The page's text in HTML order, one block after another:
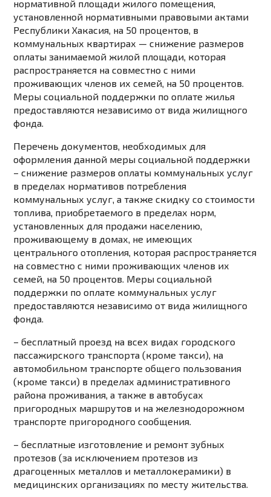
нормативной площади жилого помещения,
установленной нормативными правовыми актами
Республики Хакасия, на 50 процентов, в
коммунальных квартирах — снижение размеров
оплаты занимаемой жилой площади, которая
распространяется на совместно с ними
проживающих членов их семей, на 50 процентов.
Меры социальной поддержки по оплате жилья
предоставляются независимо от вида жилищного
фонда.
Перечень документов, необходимых для
оформления данной меры социальной поддержки
– снижение размеров оплаты коммунальных услуг
в пределах нормативов потребления
коммунальных услуг, а также скидку со стоимости
топлива, приобретаемого в пределах норм,
установленных для продажи населению,
проживающему в домах, не имеющих
центрального отопления, которая распространяется
на совместно с ними проживающих членов их
семей, на 50 процентов. Меры социальной
поддержки по оплате коммунальных услуг
предоставляются независимо от вида жилищного
фонда.
– бесплатный проезд на всех видах городского
пассажирского транспорта (кроме такси), на
автомобильном транспорте общего пользования
(кроме такси) в пределах административного
района проживания, а также в автобусах
пригородных маршрутов и на железнодорожном
транспорте пригородного сообщения.
– бесплатные изготовление и ремонт зубных
протезов (за исключением протезов из
драгоценных металлов и металлокерамики) в
медицинских организациях по месту жительства.